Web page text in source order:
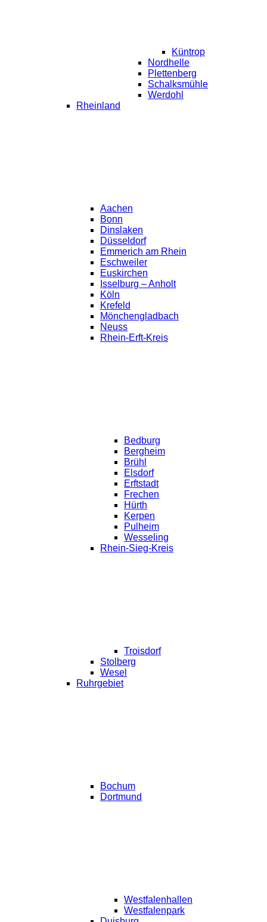
Küntrop
Nordhelle
Plettenberg
Schalksmühle
Werdohl
Rheinland
Aachen
Bonn
Dinslaken
Düsseldorf
Emmerich am Rhein
Eschweiler
Euskirchen
Isselburg – Anholt
Köln
Krefeld
Mönchengladbach
Neuss
Rhein-Erft-Kreis
Bedburg
Bergheim
Brühl
Elsdorf
Erftstadt
Frechen
Hürth
Kerpen
Pulheim
Wesseling
Rhein-Sieg-Kreis
Troisdorf
Stolberg
Wesel
Ruhrgebiet
Bochum
Dortmund
Westfalenhallen
Westfalenpark